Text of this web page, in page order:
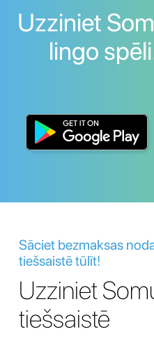
Uzziniet
lingo
Sāciet bezmaksas
tiešsaistē tūlīt!
Uzziniet
tiešsaistē